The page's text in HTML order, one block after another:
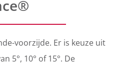
voorzijde. Er is keuze uit
5°, 10° of 15°. De